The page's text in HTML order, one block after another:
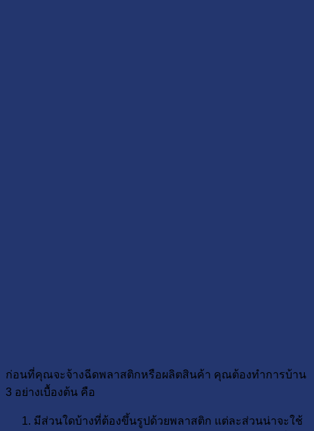
ก่อนที่คุณจะจ้างฉีดพลาสติกหรือผลิตสินค้า คุณต้องทำการบ้าน
3 อย่างเบื้องต้น คือ
มีส่วนใดบ้างที่ต้องขึ้นรูปด้วยพลาสติก แต่ละส่วนน่าจะใช้